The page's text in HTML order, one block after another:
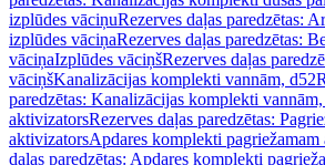
izplūdes vāciņuRezerves daļas paredzētas:
izplūdes vāciņaRezerves daļas paredzētas:
vāciņaIzplūdes vāciņšRezerves daļas
vāciņšKanalizācijas komplekti vannām, d52
paredzētas: Kanalizācijas komplekti
aktivizatorsRezerves daļas paredzētas:
aktivizatorsApdares komplekti
daļas paredzētas: Apdares komplekti